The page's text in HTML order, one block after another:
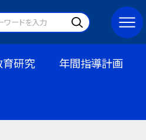
育研究 年間指導計画